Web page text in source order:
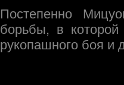
Постепенно
борьбы, в
рукопашного боя и